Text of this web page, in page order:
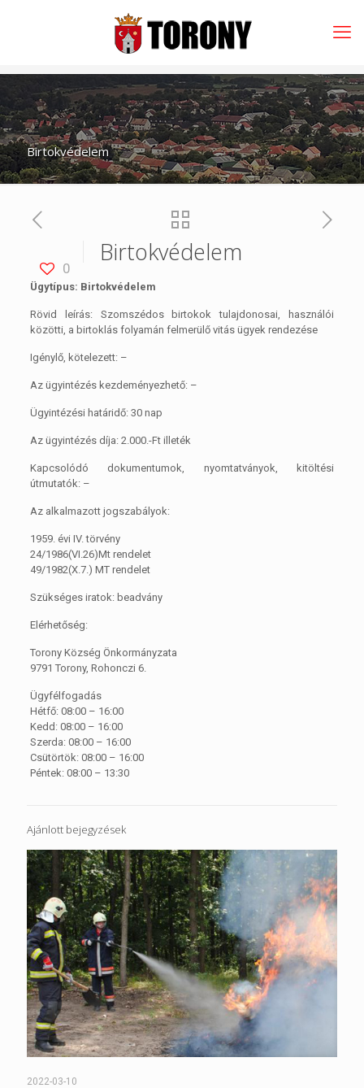
Birtokvédelem
0
Birtokvédelem
Ügytípus: Birtokvédelem
Rövid leírás: Szomszédos birtokok tulajdonosai, használói
közötti, a birtoklás folyamán felmerülő vitás ügyek rendezése
Igénylő, kötelezett: –
Az ügyintézés kezdeményezhető: –
Ügyintézési határidő: 30 nap
Az ügyintézés díja: 2.000.-Ft illeték
Kapcsolódó dokumentumok, nyomtatványok, kitöltési
útmutatók: –
Az alkalmazott jogszabályok:
1959. évi IV. törvény
24/1986(VI.26)Mt rendelet
49/1982(X.7.) MT rendelet
Szükséges iratok: beadvány
Elérhetőség:
Torony Község Önkormányzata
9791 Torony, Rohonczi 6.
Ügyfélfogadás
Hétfő: 08:00 – 16:00
Kedd: 08:00 – 16:00
Szerda: 08:00 – 16:00
Csütörtök: 08:00 – 16:00
Péntek: 08:00 – 13:30
Ajánlott bejegyzések
2022-03-10